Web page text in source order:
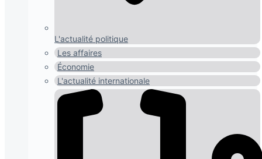
L'actualité politique
Les affaires
Économie
L'actualité internationale